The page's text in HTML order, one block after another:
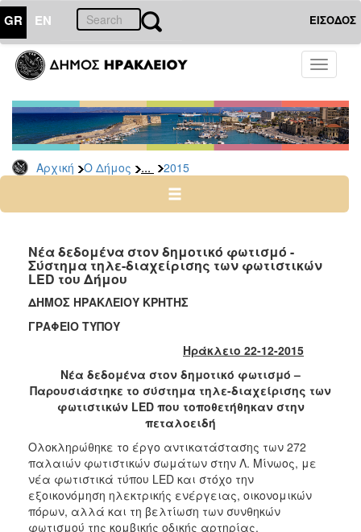
GR EN ΕΙΣΟΔΟΣ
Toggle
Αρχική Ο Δήμος ... 2015
ΔΗΜΟΣ
Δελτία
Τύπου
Αρχείο
2026
2024
2022
2017
2016
2013
2012
2011
Νέα δεδομένα στον δημοτικό φωτισμό -
Σύστημα τηλε-διαχείρισης των φωτιστικών
LED του Δήμου
ΔΗΜΟΣ ΗΡΑΚΛΕΙΟΥ ΚΡΗΤΗΣ
ΓΡΑΦΕΙΟ ΤΥΠΟΥ
Ηράκλειο 22-12-2015
Νέα δεδομένα στον δημοτικό φωτισμό –
Παρουσιάστηκε το σύστημα τηλε-διαχείρισης των
φωτιστικών LED που τοποθετήθηκαν στην
πεταλοειδή
Ολοκληρώθηκε το έργο αντικατάστασης των 272
παλαιών φωτιστικών σωμάτων στην Λ. Μίνωος, με
νέα φωτιστικά τύπου LED και στόχο την
εξοικονόμηση ηλεκτρικής ενέργειας, οικονομικών
πόρων, αλλά και τη βελτίωση των συνθηκών
φωτισμού της κομβικής οδικής αρτηρίας.